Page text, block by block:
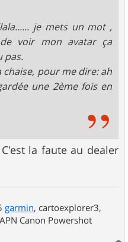
je mets un mot ,
voir mon avatar ça
pas.
chaise, pour me dire: ah
une 2ème fois en
la faute au dealer
garmin, cartoexplorer3,
Canon Powershot